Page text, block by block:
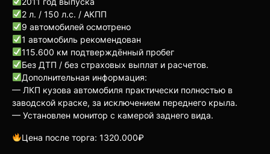
2 л. / 150 л.с. / АКПП
9 автомобилей осмотрено
1 автомобиль рекомендован
115.600 км подтверждённый пробег
Без ДТП / без страховых выплат и расчетов.
Дополнительная информация:
— ЛКП кузова автомобиля практически полностью в
заводской краске, за исключением переднего крыла.
— Установлен монитор с камерой заднего вида.
Цена после торга: 1320.000₽